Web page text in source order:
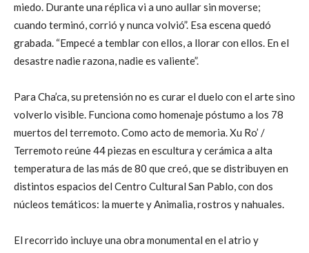
miedo. Durante una réplica vi a uno aullar sin moverse;
cuando terminó, corrió y nunca volvió”. Esa escena quedó
grabada. “Empecé a temblar con ellos, a llorar con ellos. En el
desastre nadie razona, nadie es valiente”.
Para Cha’ca, su pretensión no es curar el duelo con el arte sino
volverlo visible. Funciona como homenaje póstumo a los 78
muertos del terremoto. Como acto de memoria. Xu Ro’ /
Terremoto reúne 44 piezas en escultura y cerámica a alta
temperatura de las más de 80 que creó, que se distribuyen en
distintos espacios del Centro Cultural San Pablo, con dos
núcleos temáticos: la muerte y Animalia, rostros y nahuales.
El recorrido incluye una obra monumental en el atrio y